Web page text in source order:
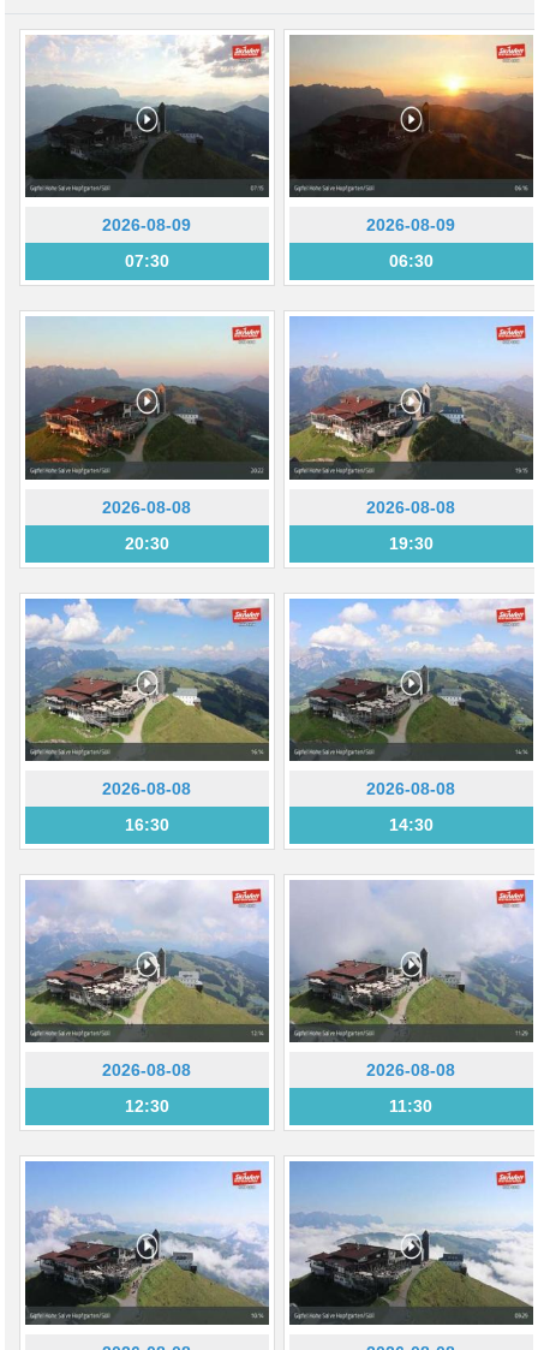
2026-08-09
07:30
2026-08-09
06:30
2026-08-08
20:30
2026-08-08
19:30
2026-08-08
16:30
2026-08-08
14:30
2026-08-08
12:30
2026-08-08
11:30